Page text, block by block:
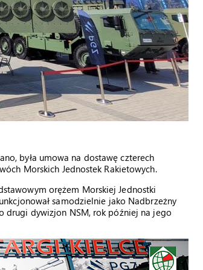
była umowa na dostawę czterech
Morskich Jednostek Rakietowych.
orężem Morskiej Jednostki
samodzielnie jako Nadbrzeżny
drugi dywizjon NSM, rok później na jego